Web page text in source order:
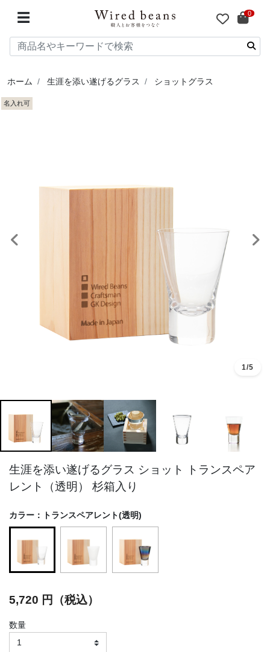
☰ 0
ホーム 生涯を添い遂げるグラス ショットグラス
名入れ可
前へ
1/5
生涯を添い遂げるグラス ショット トランスペア
レント（透明） 杉箱入り
カラー： トランスペアレント(透明)
5,720 円（税込）
数量